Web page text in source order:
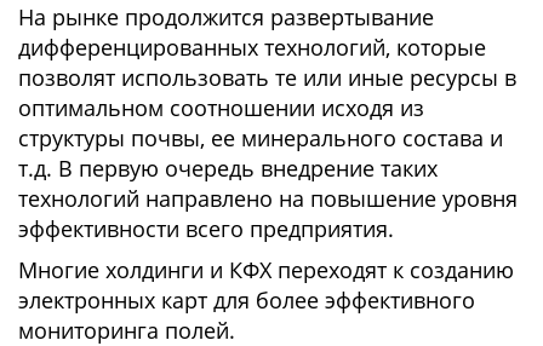
На рынке продолжится развертывание
дифференцированных технологий, которые
позволят использовать те или иные ресурсы в
оптимальном соотношении исходя из
структуры почвы, ее минерального состава и
т.д. В первую очередь внедрение таких
технологий направлено на повышение уровня
эффективности всего предприятия.
Многие холдинги и КФХ переходят к созданию
электронных карт для более эффективного
мониторинга полей.